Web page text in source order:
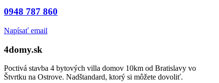
0948 787 860
Napísať email
4domy.sk
Poctivá stavba 4 bytových villa domov 10km od Bratislavy vo
Štvrtku na Ostrove. Nadštandard, ktorý si môžete dovoliť.